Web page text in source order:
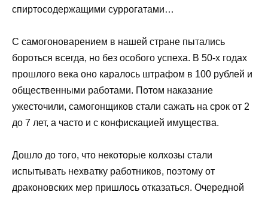
спиртосодержащими суррогатами…
С самогоноварением в нашей стране пытались
бороться всегда, но без особого успеха. В 50-х годах
прошлого века оно каралось штрафом в 100 рублей и
общественными работами. Потом наказание
ужесточили, самогонщиков стали сажать на срок от 2
до 7 лет, а часто и с конфискацией имущества.
Дошло до того, что некоторые колхозы стали
испытывать нехватку работников, поэтому от
драконовских мер пришлось отказаться. Очередной